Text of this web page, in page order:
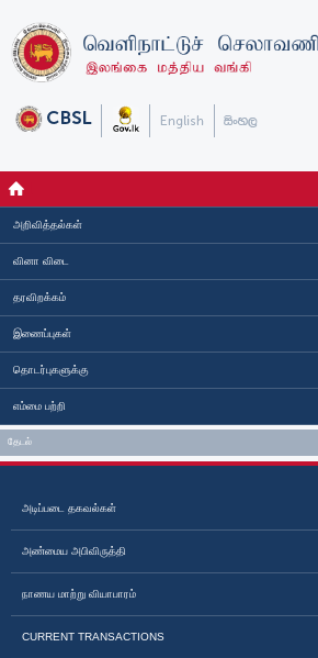
அறிவித்தல்கள்
வினா விடை
தரவிறக்கம்
இணைப்புகள்
தொடர்புகளுக்கு
எம்மை பற்றி
அடிப்படை தகவல்கள்
அண்மைய அபிவிருத்தி
நாணய மாற்று வியாபாரம்
CURRENT TRANSACTIONS